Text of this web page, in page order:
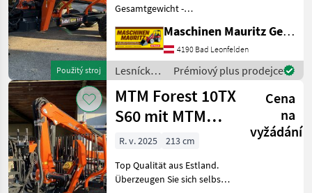
Použitý stroj
Gesamtgewicht -
(200x100x6) - Flap down
Abstützung - Hydraulische
Bremse auf beiden Achsen -
Untenanhängung mit
Scharmüll
Maschinen Mauritz GesmbH
4190 Bad Leonfelden
Lesnícke a
drevárske
stroje /
MTM
Forest
Prémiový plus prodejce
MTM Forest 10TX
S60 mit MTM
7100 Kran
Cena
na
vyžádání
R. v. 2025
213 cm
Top Qualität aus Estland.
Überzeugen Sie sich selbst.